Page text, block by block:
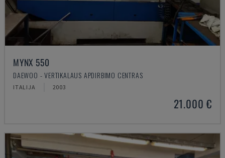
MYNX 550
DAEWOO - VERTIKALAUS APDIRBIMO CENTRAS
ITALIJA 2003
21.000 €